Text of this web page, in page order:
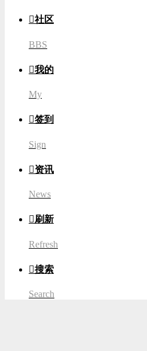
社区
BBS
我的
My
签到
Sign
资讯
News
刷新
Refresh
搜索
Search